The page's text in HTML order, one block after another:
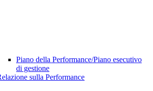
Piano della Performance/Piano esecutivo
di gestione
sulla Performance